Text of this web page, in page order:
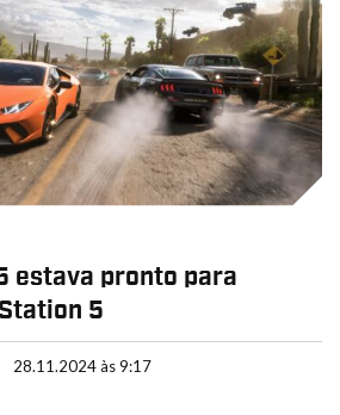
estava pronto para
5
28.11.2024 às 9:17